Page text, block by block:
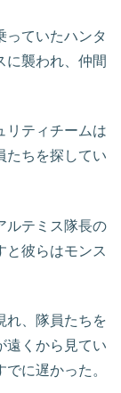
っていたハンタ
に襲われ、仲間
リティチームは
たちを探してい
ルテミス隊長の
と彼らはモンス
れ、隊員たちを
遠くから見てい
に遅かった。